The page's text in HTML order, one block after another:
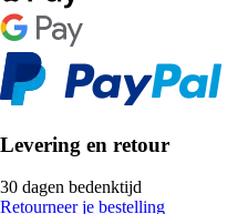
Levering en retour
30 dagen bedenktijd
Retourneer je bestelling